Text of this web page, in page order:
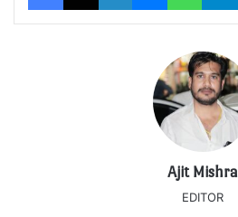
Ajit Mishra
EDITOR